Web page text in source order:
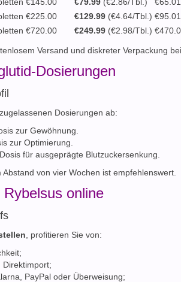
€225.00 €129.99 (€4.64/Tbl.) €95.01
€720.00 €249.99 (€2.98/Tbl.)
Versand und diskreter Verpackung
Dosierungen
Dosierungen ab:
zur Gewöhnung.
zur Optimierung.
für ausgeprägte Blutzuckersenkung.
von vier Wochen ist empfehlenswert.
online
, profitieren Sie von:
Direktimport;
PayPal oder Überweisung;